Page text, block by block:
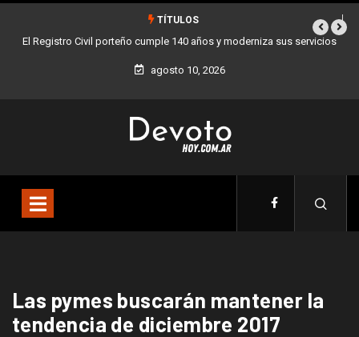
TÍTULOS
El Registro Civil porteño cumple 140 años y moderniza sus servicios
agosto 10, 2026
Las pymes buscarán mantener la
tendencia de diciembre 2017